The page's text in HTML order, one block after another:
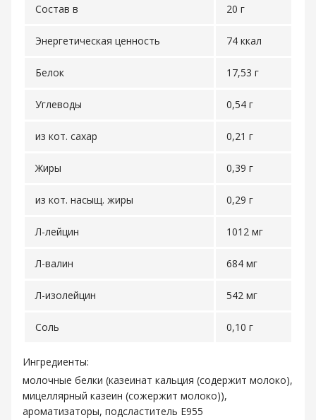
Состав в 20 г
Энергетическая ценность 74 ккал
Белок 17,53 г
Углеводы 0,54 г
из кот. сахар 0,21 г
Жиры 0,39 г
из кот. насыщ. жиры 0,29 г
Л-лейцин 1012 мг
Л-валин 684 мг
Л-изолейцин 542 мг
Соль 0,10 г
Ингредиенты:
молочные белки (казеинат кальция (содержит молоко),
мицеллярный казеин (сожержит молоко)),
ароматизаторы, подсластитель Е955